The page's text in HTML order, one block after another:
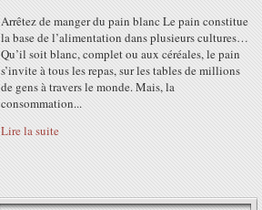
Arrêtez de manger du pain blanc Le pain constitue
la base de l’alimentation dans plusieurs cultures…
Qu’il soit blanc, complet ou aux céréales, le pain
s’invite à tous les repas, sur les tables de millions
de gens à travers le monde. Mais, la
consommation...
Lire la suite